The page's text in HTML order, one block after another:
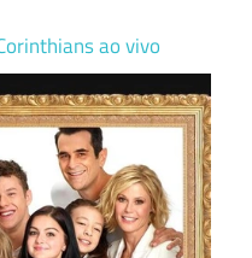
ao vivo